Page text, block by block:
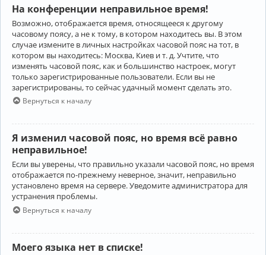
На конференции неправильное время!
Возможно, отображается время, относящееся к другому
часовому поясу, а не к тому, в котором находитесь вы. В этом
случае измените в личных настройках часовой пояс на тот, в
котором вы находитесь: Москва, Киев и т. д. Учтите, что
изменять часовой пояс, как и большинство настроек, могут
только зарегистрированные пользователи. Если вы не
зарегистрированы, то сейчас удачный момент сделать это.
Вернуться к началу
Я изменил часовой пояс, но время всё равно
неправильное!
Если вы уверены, что правильно указали часовой пояс, но время
отображается по-прежнему неверное, значит, неправильно
установлено время на сервере. Уведомите администратора для
устранения проблемы.
Вернуться к началу
Моего языка нет в списке!